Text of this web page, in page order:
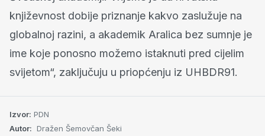
književnost dobije priznanje kakvo zaslužuje na
globalnoj razini, a akademik Aralica bez sumnje je
ime koje ponosno možemo istaknuti pred cijelim
svijetom“, zaključuju u priopćenju iz UHBDR91.
Izvor: PDN
Autor: Dražen Šemovčan Šeki